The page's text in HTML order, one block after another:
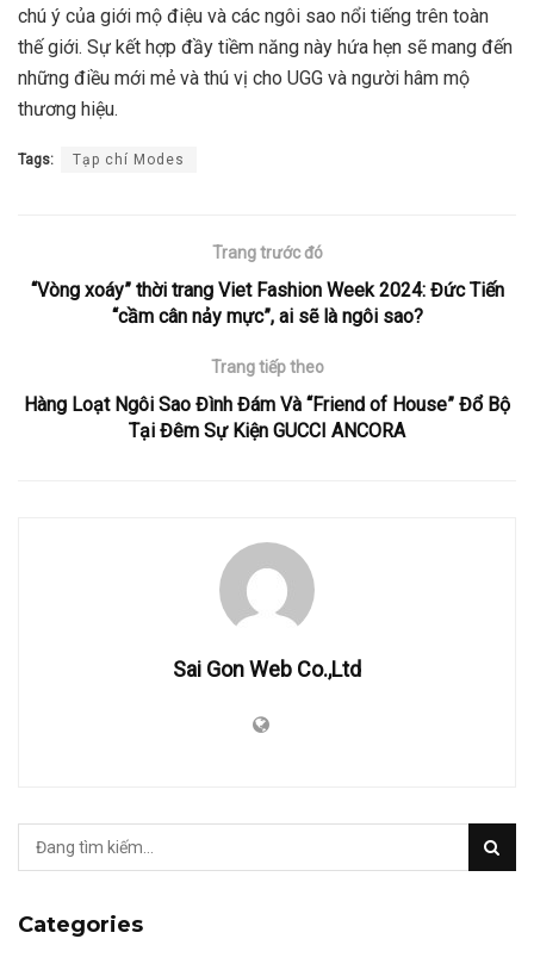
chú ý của giới mộ điệu và các ngôi sao nổi tiếng trên toàn
thế giới. Sự kết hợp đầy tiềm năng này hứa hẹn sẽ mang đến
những điều mới mẻ và thú vị cho UGG và người hâm mộ
thương hiệu.
Tags: Tạp chí Modes
Trang trước đó
“Vòng xoáy” thời trang Viet Fashion Week 2024: Đức Tiến
“cầm cân nảy mực”, ai sẽ là ngôi sao?
Trang tiếp theo
Hàng Loạt Ngôi Sao Đình Đám Và “Friend of House” Đổ Bộ
Tại Đêm Sự Kiện GUCCI ANCORA
Sai Gon Web Co.,Ltd
Categories